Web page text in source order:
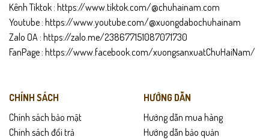
Kênh Tiktok : https://www.tiktok.com/@chuhainam.com
Youtube : https://www.youtube.com/@xuongdabochuhainam
Zalo OA : https://zalo.me/238677151087071730
FanPage : https://www.facebook.com/xuongsanxuatChuHaiNam/
CHÍNH SÁCH
Chính sách bảo mật
Chính sách đổi trả
HƯỚNG DẪN
Hướng dẫn mua hàng
Hướng dẫn bảo quản